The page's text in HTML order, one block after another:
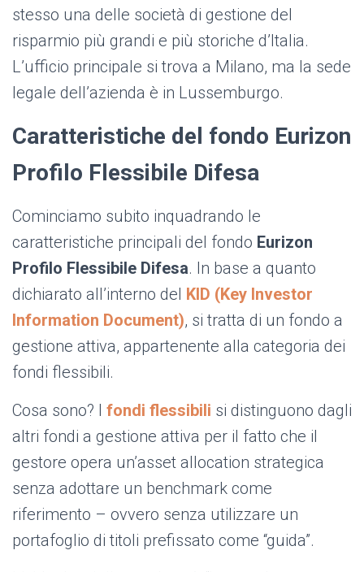
stesso una delle società di gestione del
risparmio più grandi e più storiche d’Italia.
L’ufficio principale si trova a Milano, ma la sede
legale dell’azienda è in Lussemburgo.
Caratteristiche del fondo Eurizon
Profilo Flessibile Difesa
Cominciamo subito inquadrando le
caratteristiche principali del fondo Eurizon
Profilo Flessibile Difesa. In base a quanto
dichiarato all’interno del KID (Key Investor
Information Document), si tratta di un fondo a
gestione attiva, appartenente alla categoria dei
fondi flessibili.
Cosa sono? I fondi flessibili si distinguono dagli
altri fondi a gestione attiva per il fatto che il
gestore opera un’asset allocation strategica
senza adottare un benchmark come
riferimento – ovvero senza utilizzare un
portafoglio di titoli prefissato come “guida”.